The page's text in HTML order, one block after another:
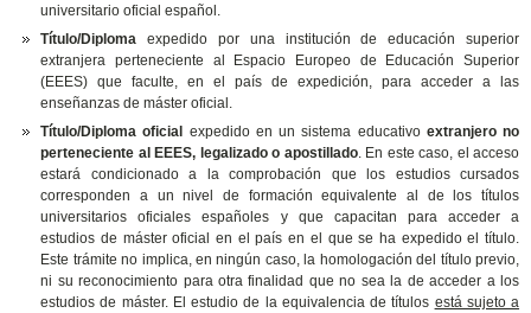
universitario oficial español.
Título/Diploma expedido por una institución de educación superior
extranjera perteneciente al Espacio Europeo de Educación Superior
(EEES) que faculte, en el país de expedición, para acceder a las
enseñanzas de máster oficial.
Título/Diploma oficial
expedido en un sistema educativo extranjero no
perteneciente al EEES, legalizado o apostillado. En este caso, el acceso
estará condicionado a la comprobación que los estudios cursados
corresponden a un nivel de formación equivalente al de los títulos
universitarios oficiales españoles y que capacitan para acceder a
estudios de máster oficial en el país en el que se ha expedido el título.
Este trámite no implica, en ningún caso, la homologación del título previo,
ni su reconocimiento para otra finalidad que no sea la de acceder a los
estudios de máster. El estudio de la equivalencia de títulos está sujeto a